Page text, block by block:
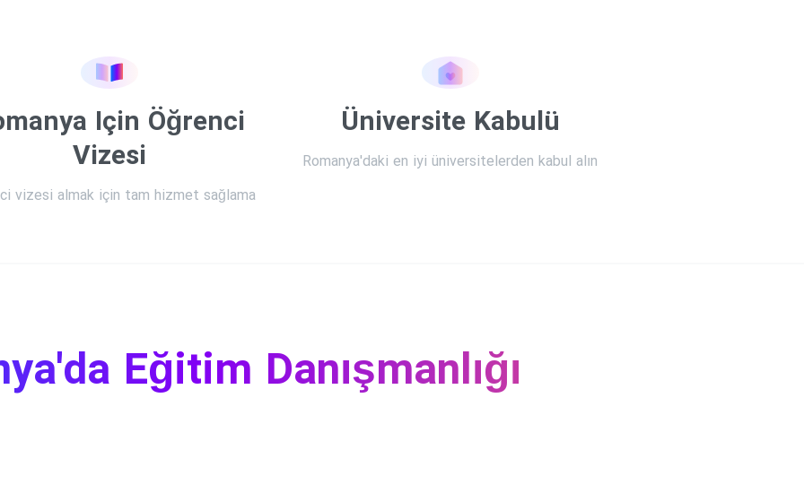
Için Öğrenci
Vizesi
vizesi almak için tam hizmet sağlama
Üniversite Kabulü
Romanya'daki en iyi üniversitelerden kabul alın
Eğitim Danışmanlığı